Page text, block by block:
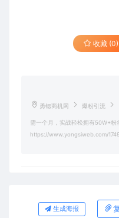
收藏 (0)
勇锶商机网 爆粉引流
需一个月，实战轻松拥有50W+粉
https://www.yongsiweb.com/
生成海报